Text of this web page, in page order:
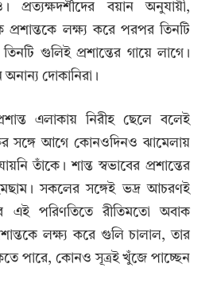
বয়ান অনুযায়ী,
প্রশান্তকে লক্ষ্য করে পরপর তিনটি
গুলিই প্রশান্তের গায়ে লাগে।
অনান্য দোকানিরা।
এলাকায় নিরীহ ছেলে বলেই
সঙ্গে আগে কোনওদিনও ঝামেলায়
তাঁকে। শান্ত স্বভাবের প্রশান্তের
সকলের সঙ্গেই ভদ্র আচরণই
এই পরিণতিতে রীতিমতো অবাক
লক্ষ্য করে গুলি চালাল, তার
পারে, কোনও সূত্রই খুঁজে পাচ্ছেন